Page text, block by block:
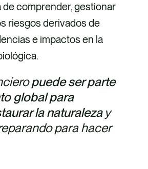
de comprender, gestionar
riesgos derivados de
e impactos en la
puede ser parte
global para
la naturalezay
para hacer